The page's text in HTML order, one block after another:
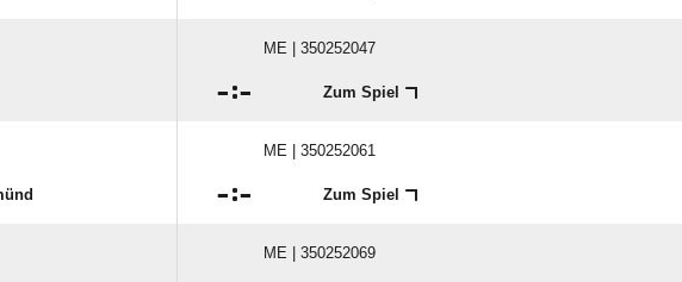
ME | 350252047
: Zum Spiel
ME | 350252061
: Zum Spiel
ME | 350252069